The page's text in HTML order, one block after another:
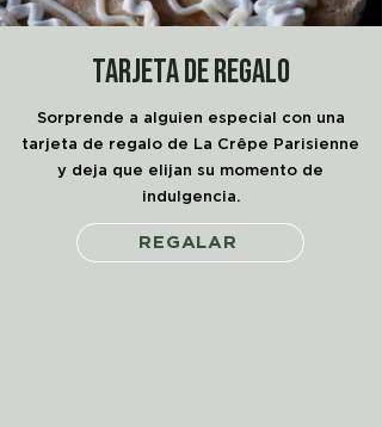
tarjeta de regalo
Sorprende a alguien especial con una
tarjeta de regalo de La Crêpe Parisienne
y deja que elijan su momento de
indulgencia.
REGALAR